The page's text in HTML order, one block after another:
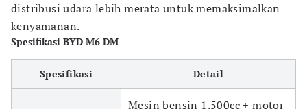
distribusi udara lebih merata untuk memaksimalkan
kenyamanan.
Spesifikasi BYD M6 DM
Spesifikasi Detail
Mesin bensin 1.500cc + motor